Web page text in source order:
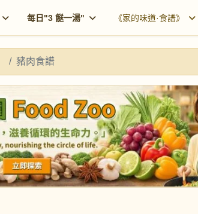
每日"3 餸一湯" 《家的味道·食譜》
豬肉食譜